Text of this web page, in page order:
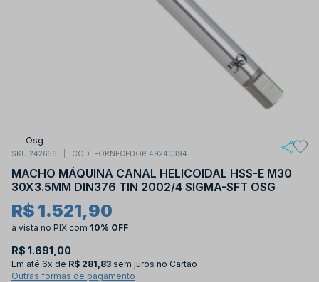
Osg
SKU 242656 COD. FORNECEDOR 49240394
MACHO MÁQUINA CANAL HELICOIDAL HSS-E M30
30X3.5MM DIN376 TIN 2002/4 SIGMA-SFT OSG
R$ 1.521,90
à vista no PIX com 10% OFF
R$ 1.691,00
Em até 6x de R$ 281,83 sem juros no Cartão
Outras formas de pagamento